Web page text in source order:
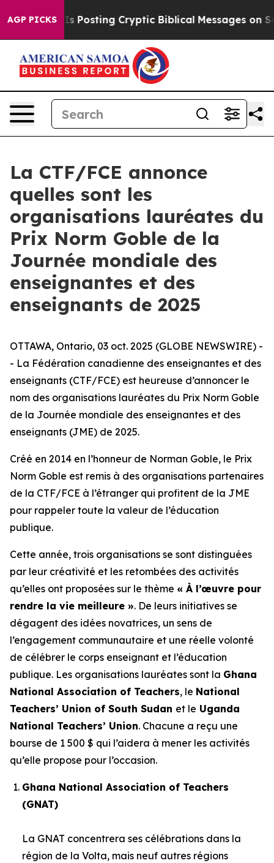
AGP PICKSIs Posting Cryptic Biblical Messages on Social
La CTF/FCE annonce
quelles sont les
organisations lauréates du
Prix Norm Goble de la
Journée mondiale des
enseignantes et des
enseignants de 2025
OTTAWA, Ontario, 03 oct. 2025 (GLOBE NEWSWIRE) -
- La Fédération canadienne des enseignantes et des
enseignants (CTF/FCE) est heureuse d’annoncer le
nom des organisations lauréates du Prix Norm Goble
de la Journée mondiale des enseignantes et des
enseignants (JME) de 2025.
Créé en 2014 en l’honneur de Norman Goble, le Prix
Norm Goble est remis à des organisations partenaires
de la CTF/FCE à l’étranger qui profitent de la JME
pour rappeler toute la valeur de l’éducation
publique.
Cette année, trois organisations se sont distinguées
par leur créativité et les retombées des activités
qu’elles ont proposées sur le thème « À l’œuvre pour
rendre la vie meilleure ». De leurs initiatives se
dégagent des idées novatrices, un sens de
l’engagement communautaire et une réelle volonté
de célébrer le corps enseignant et l’éducation
publique. Les organisations lauréates sont la Ghana
National Association of Teachers, le National
Teachers’ Union of South Sudan et le Uganda
National Teachers’ Union. Chacune a reçu une
bourse de 1 500 $ qui l’aidera à mener les activités
qu’elle propose pour l’occasion.
Ghana National Association of Teachers
(GNAT)
La GNAT concentrera ses célébrations dans la
région de la Volta, mais neuf autres régions